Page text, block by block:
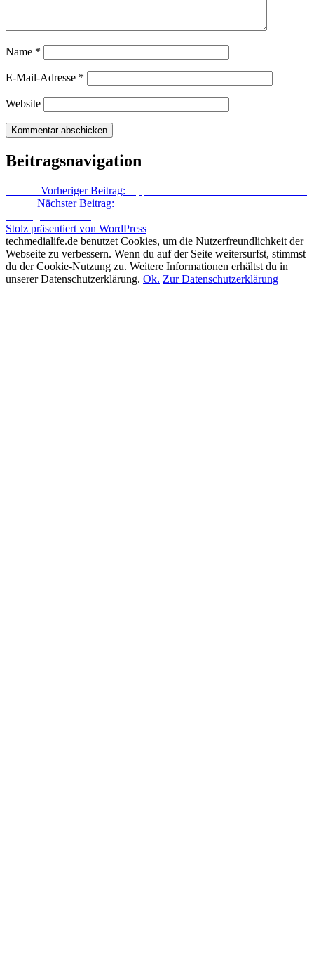
Name *
E-Mail-Adresse *
Website
Beitragsnavigation
Vorheriger Beitrag:
Nächster Beitrag:
Stolz präsentiert von WordPress
techmedialife.de benutzet Cookies, um die Nutzerfreundlichkeit der
Webseite zu verbessern. Wenn du auf der Seite weitersurfst, stimmst
du der Cookie-Nutzung zu. Weitere Informationen erhältst du in
unserer Datenschutzerklärung. Ok. Zur Datenschutzerklärung